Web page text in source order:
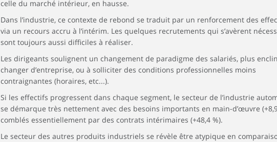
celle du marché intérieur, en hausse.
Dans l’industrie, ce contexte de rebond se traduit par un renforcement des
via un recours accru à l’intérim. Les quelques recrutements qui s’avèrent
sont toujours aussi difficiles à réaliser.
Les dirigeants soulignent un changement de paradigme des salariés, plus
changer d’entreprise, ou à solliciter des conditions professionnelles moins
contraignantes (horaires, etc...).
Si les effectifs progressent dans chaque segment, le secteur de l’industrie
se démarque très nettement avec des besoins importants en main-d’œuvre
comblés essentiellement par des contrats intérimaires (+48,4 %).
Le secteur des autres produits industriels se révèle être atypique en